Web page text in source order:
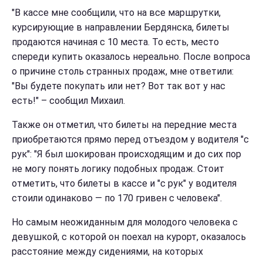
"В кассе мне сообщили, что на все маршрутки,
курсирующие в направлении Бердянска, билеты
продаются начиная с 10 места. То есть, место
спереди купить оказалось нереально. После вопроса
о причине столь странных продаж, мне ответили:
"Вы будете покупать или нет? Вот так вот у нас
есть!" – сообщил Михаил.
Также он отметил, что билеты на передние места
приобретаются прямо перед отъездом у водителя "с
рук": "Я был шокирован происходящим и до сих пор
не могу понять логику подобных продаж. Стоит
отметить, что билеты в кассе и "с рук" у водителя
стоили одинаково — по 170 гривен с человека".
Но самым неожиданным для молодого человека с
девушкой, с которой он поехал на курорт, оказалось
расстояние между сидениями, на которых